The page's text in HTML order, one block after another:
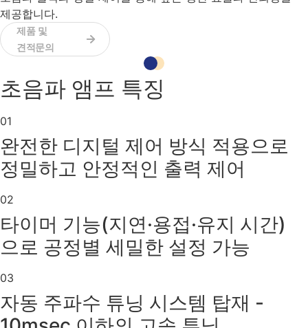
제공합니다.
제품 및
견적문의
초음파 앰프 특징
01
완전한 디지털 제어 방식 적용으로
정밀하고 안정적인 출력 제어
02
타이머 기능(지연·용접·유지 시간)
으로 공정별 세밀한 설정 가능
03
자동 주파수 튜닝 시스템 탑재 -